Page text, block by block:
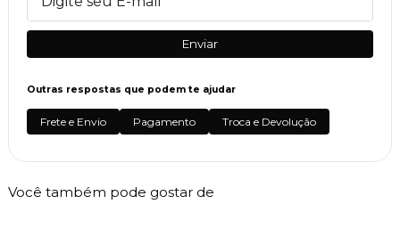
Enviar
Outras respostas que podem te ajudar
Frete e Envio Pagamento Troca e Devolução
Você também pode gostar de